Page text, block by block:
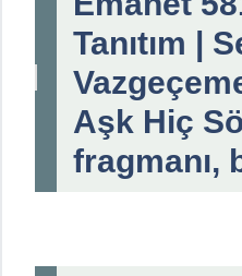
Tanıtım |
Aşk Hiç
fragmanı,